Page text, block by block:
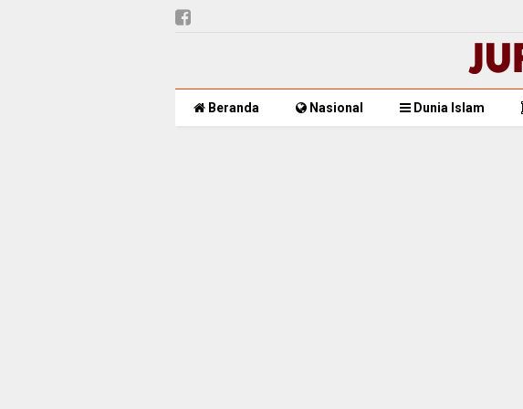
Beranda Nasional Dunia Islam